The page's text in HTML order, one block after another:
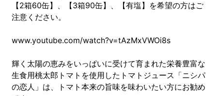
【2箱60缶】、【3箱90缶】、【有塩】を希望の方はご
注意ください。
www.youtube.com/watch?v=tAzMxVWOi8s
輝く太陽の恵みをいっぱいに受けて育まれた栄養豊富な
生食用桃太郎トマトを使用したトマトジュース「ニシパ
の恋人」は、トマト本来の旨味を味わいたい方にお勧め